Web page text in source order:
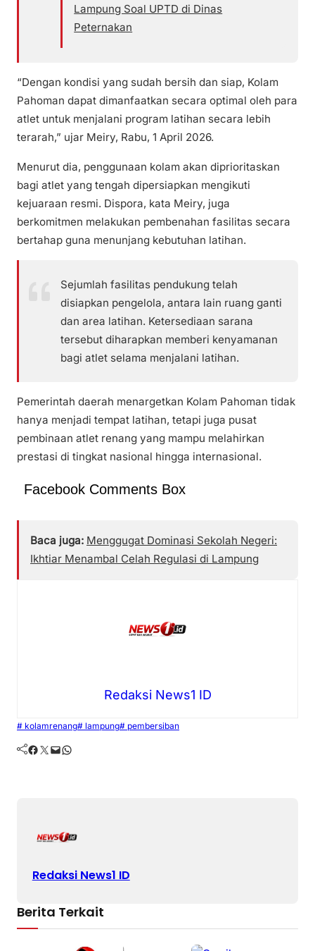
Lampung Soal UPTD di Dinas
Peternakan
“Dengan kondisi yang sudah bersih dan siap, Kolam
Pahoman dapat dimanfaatkan secara optimal oleh para
atlet untuk menjalani program latihan secara lebih
terarah,” ujar Meiry, Rabu, 1 April 2026.
Menurut dia, penggunaan kolam akan diprioritaskan
bagi atlet yang tengah dipersiapkan mengikuti
kejuaraan resmi. Dispora, kata Meiry, juga
berkomitmen melakukan pembenahan fasilitas secara
bertahap guna menunjang kebutuhan latihan.
Sejumlah fasilitas pendukung telah
disiapkan pengelola, antara lain ruang ganti
dan area latihan. Ketersediaan sarana
tersebut diharapkan memberi kenyamanan
bagi atlet selama menjalani latihan.
Pemerintah daerah menargetkan Kolam Pahoman tidak
hanya menjadi tempat latihan, tetapi juga pusat
pembinaan atlet renang yang mampu melahirkan
prestasi di tingkat nasional hingga internasional.
Facebook Comments Box
Baca juga: Menggugat Dominasi Sekolah Negeri:
Ikhtiar Menambal Celah Regulasi di Lampung
Redaksi News1 ID
# kolamrenang# lampung# pembersiban
Facebook Twitter Mail WhatsApp
Redaksi News1 ID
Berita Terkait